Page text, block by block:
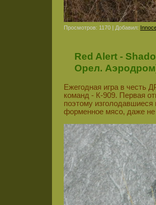
Просмотров: 1170 | Добавил:
Red Alert -
Орел.
Ежегодная игра в честь
команд - К-909. Первая
поэтому
форменное мясо, даже не